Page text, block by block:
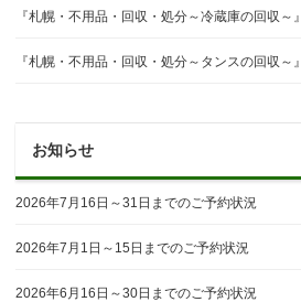
『札幌・不用品・回収・処分～冷蔵庫の回収～』
『札幌・不用品・回収・処分～タンスの回収～』
お知らせ
2026年7月16日～31日までのご予約状況
2026年7月1日～15日までのご予約状況
2026年6月16日～30日までのご予約状況